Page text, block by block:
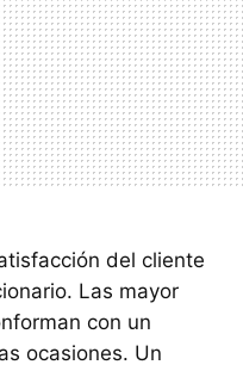
del cliente
Las mayor
con un
ocasiones. Un